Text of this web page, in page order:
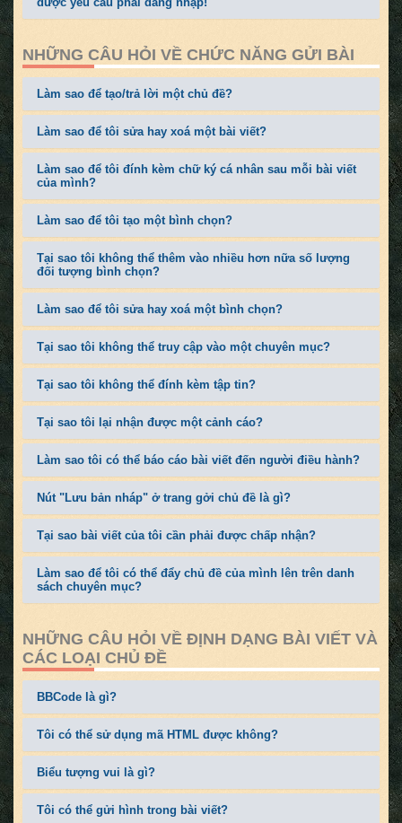
NHỮNG CÂU HỎI VỀ CHỨC NĂNG GỬI BÀI
Làm sao để tạo/trả lời một chủ đề?
Làm sao để tôi sửa hay xoá một bài viết?
Làm sao để tôi đính kèm chữ ký cá nhân sau mỗi bài viết
của mình?
Làm sao để tôi tạo một bình chọn?
Tại sao tôi không thể thêm vào nhiều hơn nữa số lượng
đối tượng bình chọn?
Làm sao để tôi sửa hay xoá một bình chọn?
Tại sao tôi không thể truy cập vào một chuyên mục?
Tại sao tôi không thể đính kèm tập tin?
Tại sao tôi lại nhận được một cảnh cáo?
Làm sao tôi có thể báo cáo bài viết đến người điều hành?
Nút "Lưu bản nháp" ở trang gởi chủ đề là gì?
Tại sao bài viết của tôi cần phải được chấp nhận?
Làm sao để tôi có thể đẩy chủ đề của mình lên trên danh
sách chuyên mục?
NHỮNG CÂU HỎI VỀ ĐỊNH DẠNG BÀI VIẾT VÀ
CÁC LOẠI CHỦ ĐỀ
BBCode là gì?
Tôi có thể sử dụng mã HTML được không?
Biểu tượng vui là gì?
Tôi có thể gửi hình trong bài viết?